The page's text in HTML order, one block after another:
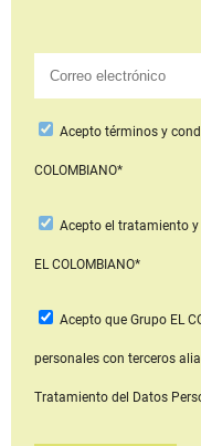
Aceptotérminos y
COLOMBIANO*
Acepto el tratamiento y
EL COLOMBIANO*
Acepto que Grupo EL
personales con terceros
Tratamiento del Datos